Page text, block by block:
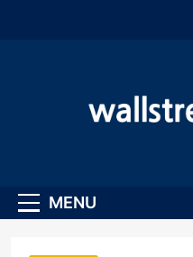
MENU